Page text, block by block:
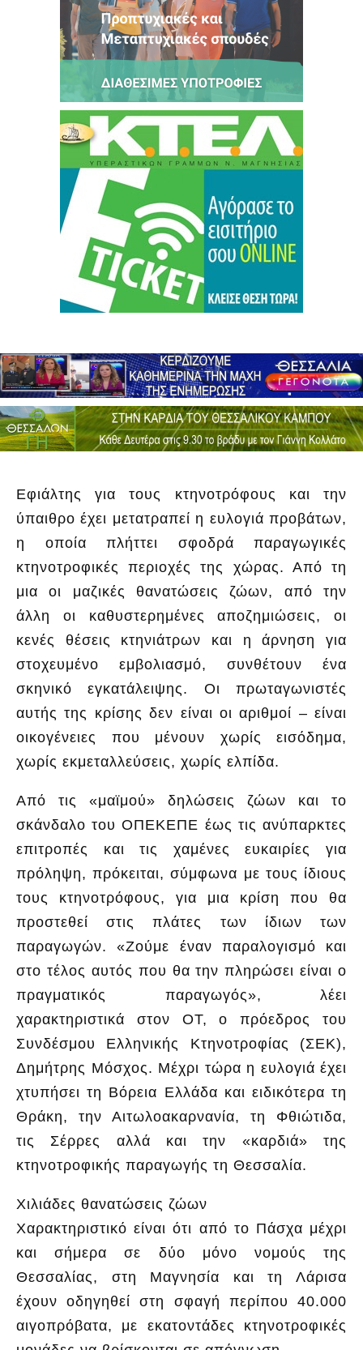
Εφιάλτης για τους κτηνοτρόφους και την
ύπαιθρο έχει μετατραπεί η ευλογιά προβάτων,
η οποία πλήττει σφοδρά παραγωγικές
κτηνοτροφικές περιοχές της χώρας. Από τη
μια οι μαζικές θανατώσεις ζώων, από την
άλλη οι καθυστερημένες αποζημιώσεις, οι
κενές θέσεις κτηνιάτρων και η άρνηση για
στοχευμένο εμβολιασμό, συνθέτουν ένα
σκηνικό εγκατάλειψης. Οι πρωταγωνιστές
αυτής της κρίσης δεν είναι οι αριθμοί – είναι
οικογένειες που μένουν χωρίς εισόδημα,
χωρίς εκμεταλλεύσεις, χωρίς ελπίδα.
Από τις «μαϊμού» δηλώσεις ζώων και το
σκάνδαλο του ΟΠΕΚΕΠΕ έως τις ανύπαρκτες
επιτροπές και τις χαμένες ευκαιρίες για
πρόληψη, πρόκειται, σύμφωνα με τους ίδιους
τους κτηνοτρόφους, για μια κρίση που θα
προστεθεί στις πλάτες των ίδιων των
παραγωγών. «Ζούμε έναν παραλογισμό και
στο τέλος αυτός που θα την πληρώσει είναι ο
πραγματικός παραγωγός», λέει
χαρακτηριστικά στον ΟΤ, ο πρόεδρος του
Συνδέσμου Ελληνικής Κτηνοτροφίας (ΣΕΚ),
Δημήτρης Μόσχος. Μέχρι τώρα η ευλογιά έχει
χτυπήσει τη Βόρεια Ελλάδα και ειδικότερα τη
Θράκη, την Αιτωλοακαρνανία, τη Φθιώτιδα,
τις Σέρρες αλλά και την «καρδιά» της
κτηνοτροφικής παραγωγής τη Θεσσαλία.
Χιλιάδες θανατώσεις ζώων
Χαρακτηριστικό είναι ότι από το Πάσχα μέχρι
και σήμερα σε δύο μόνο νομούς της
Θεσσαλίας, στη Μαγνησία και τη Λάρισα
έχουν οδηγηθεί στη σφαγή περίπου 40.000
αιγοπρόβατα, με εκατοντάδες κτηνοτροφικές